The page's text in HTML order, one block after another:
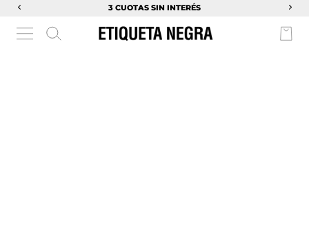
3 CUOTAS SIN INTERÉS